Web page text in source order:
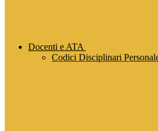
Docenti e ATA
Codici Disciplinari